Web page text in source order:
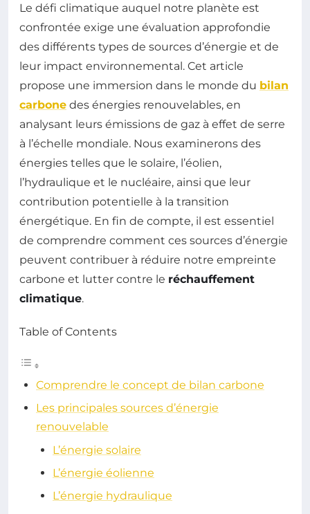
Le défi climatique auquel notre planète est
confrontée exige une évaluation approfondie
des différents types de sources d’énergie et de
leur impact environnemental. Cet article
propose une immersion dans le monde du bilan
carbone des énergies renouvelables, en
analysant leurs émissions de gaz à effet de serre
à l’échelle mondiale. Nous examinerons des
énergies telles que le solaire, l’éolien,
l’hydraulique et le nucléaire, ainsi que leur
contribution potentielle à la transition
énergétique. En fin de compte, il est essentiel
de comprendre comment ces sources d’énergie
peuvent contribuer à réduire notre empreinte
carbone et lutter contre le réchauffement
climatique.
Table of Contents
Comprendre le concept de bilan carbone
Les principales sources d’énergie
renouvelable
L’énergie solaire
L’énergie éolienne
L’énergie hydraulique